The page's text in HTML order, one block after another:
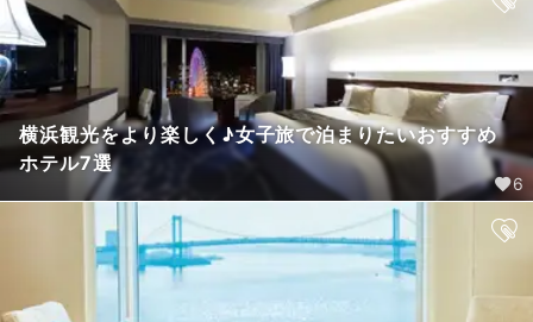
横浜観光をより楽しく♪女子旅で泊まりたいおすすめ
ホテル7選
6